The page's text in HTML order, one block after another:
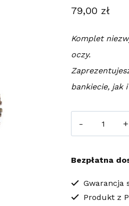
79,00 zł
Komplet
oczy.
bankiecie, jak
Kolczyki
Husk
Bezpłatna
Gwarancja
Produkt z